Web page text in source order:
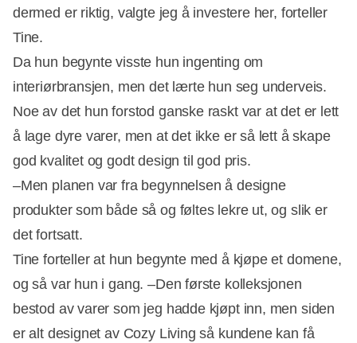
dermed er riktig, valgte jeg å investere her, forteller
Tine.
Da hun begynte visste hun ingenting om
interiørbransjen, men det lærte hun seg underveis.
Noe av det hun forstod ganske raskt var at det er lett
å lage dyre varer, men at det ikke er så lett å skape
god kvalitet og godt design til god pris.
–Men planen var fra begynnelsen å designe
produkter som både så og føltes lekre ut, og slik er
det fortsatt.
Tine forteller at hun begynte med å kjøpe et domene,
og så var hun i gang. –Den første kolleksjonen
bestod av varer som jeg hadde kjøpt inn, men siden
er alt designet av Cozy Living så kundene kan få